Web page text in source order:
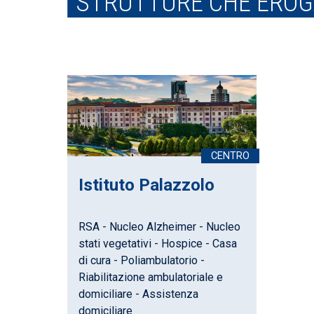
Istituto Palazzolo
RSA - Nucleo Alzheimer - Nucleo
stati vegetativi - Hospice - Casa
di cura - Poliambulatorio -
Riabilitazione ambulatoriale e
domiciliare - Assistenza
domiciliare